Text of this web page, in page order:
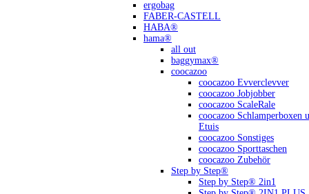
ergobag
FABER-CASTELL
HABA®
hama®
all out
baggymax®
coocazoo
coocazoo Evverclevver
coocazoo Jobjobber
coocazoo ScaleRale
coocazoo Schlamperboxen
Etuis
coocazoo Sonstiges
coocazoo Sporttaschen
coocazoo Zubehör
Step by Step®
Step by Step® 2in1